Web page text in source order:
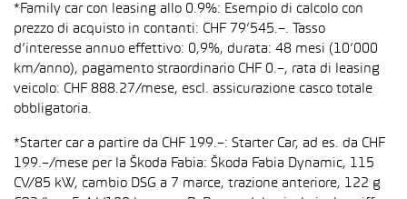
*Family car con leasing allo 0.9%: Esempio di calcolo con
prezzo di acquisto in contanti: CHF 79’545.–. Tasso
d’interesse annuo effettivo: 0,9%, durata: 48 mesi (10’000
km/anno), pagamento straordinario CHF 0.–, rata di leasing
veicolo: CHF 888.27/mese, escl. assicurazione casco totale
obbligatoria.
*Starter car a partire da CHF 199.–: Starter Car, ad es. da CHF
199.–/mese per la Škoda Fabia: Škoda Fabia Dynamic, 115
CV/85 kW, cambio DSG a 7 marce, trazione anteriore, 122 g